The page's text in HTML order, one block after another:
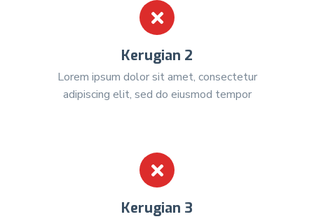
Kerugian 2
Lorem ipsum dolor sit amet, consectetur
adipiscing elit, sed do eiusmod tempor
Kerugian 3